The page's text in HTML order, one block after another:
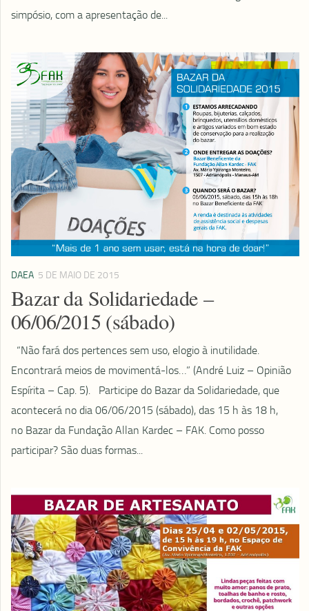
simpósio, com a apresentação de...
DAEA 5 DE MAIO DE 2015
Bazar da Solidariedade –
06/06/2015 (sábado)
“Não fará dos pertences sem uso, elogio à inutilidade.
Encontrará meios de movimentá-los…” (André Luiz – Opinião
Espírita – Cap. 5). ​ Participe do Bazar da Solidariedade, que
acontecerá no dia 06/06/2015 (sábado), das 15 h às 18 h,
no Bazar da Fundação Allan Kardec – FAK. Como posso
participar? São duas formas...